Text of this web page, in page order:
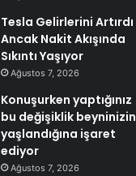
Tesla Gelirlerini Artırdı
Ancak Nakit Akışında
Sıkıntı Yaşıyor
Ağustos 7, 2026
Konuşurken yaptığınız
bu değişiklik beyninizin
yaşlandığına işaret
ediyor
Ağustos 7, 2026